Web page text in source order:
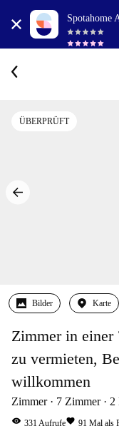
Spotahome
ÜBERPRÜFT
Bilder Karte
Zimmer in
zu vermieten,
willkommen
Zimmer 7 Zimmer 2
visibility 331Aufrufefavorite 91 Mal als